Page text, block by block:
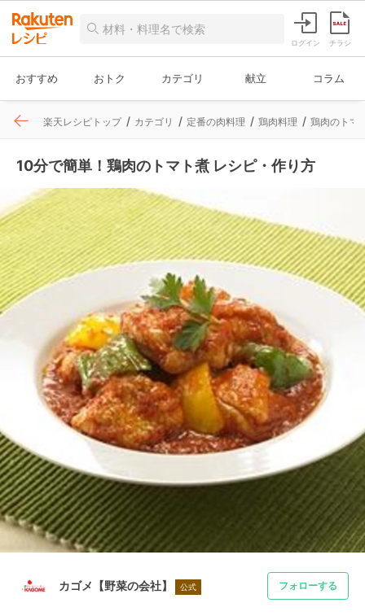
ログイン チラシ
おすすめ おトク カテゴリ 献立 コラム
楽天レシピトップ カテゴリ 定番の肉料理 鶏肉料理 鶏肉のトマ
10分で簡単！鶏肉のトマト煮 レシピ・作り方
カゴメ【野菜の会社】 公式 フォローする